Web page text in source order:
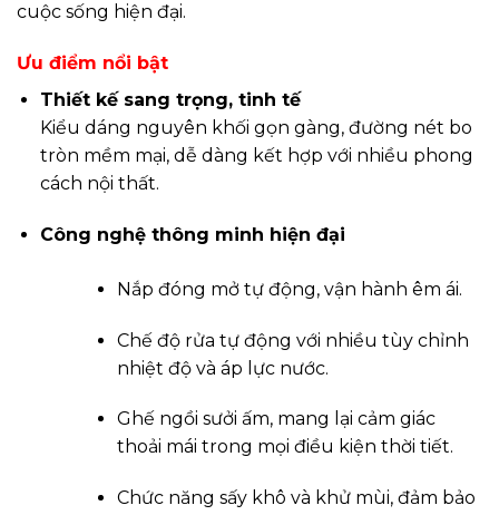
cuộc sống hiện đại.
Ưu điểm nổi bật
Thiết kế sang trọng, tinh tế
Kiểu dáng nguyên khối gọn gàng, đường nét bo
tròn mềm mại, dễ dàng kết hợp với nhiều phong
cách nội thất.
Công nghệ thông minh hiện đại
Nắp đóng mở tự động, vận hành êm ái.
Chế độ rửa tự động với nhiều tùy chỉnh
nhiệt độ và áp lực nước.
Ghế ngồi sưởi ấm, mang lại cảm giác
thoải mái trong mọi điều kiện thời tiết.
Chức năng sấy khô và khử mùi, đảm bảo